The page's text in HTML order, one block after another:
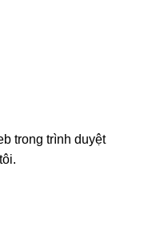
trong trình duyệt